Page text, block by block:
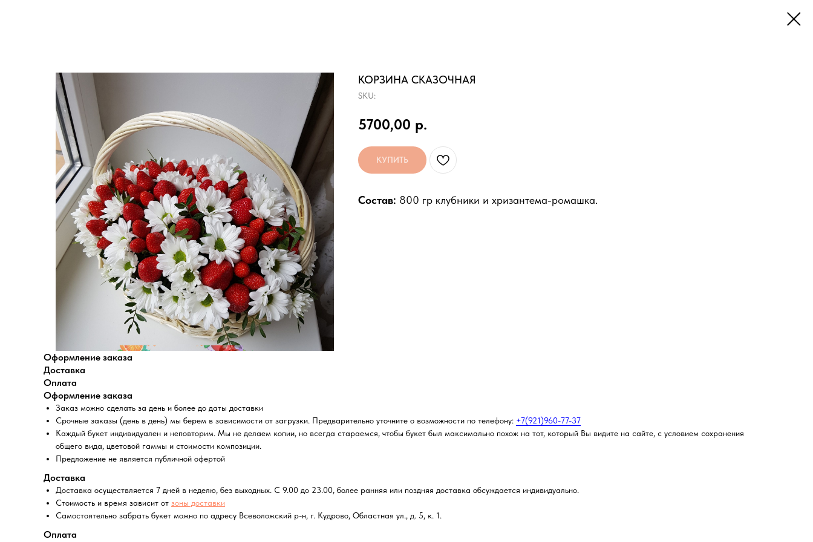
КОРЗИНА СКАЗОЧНАЯ
SKU:
5700,00 р.
КУПИТЬ
Состав: 800 гр клубники и хризантема-ромашка.
Оформление заказа
Доставка
Оплата
Оформление заказа
Заказ можно сделать за день и более до даты доставки
Срочные заказы (день в день) мы берем в зависимости от загрузки. Предварительно уточните о возможности по телефону: +7(921)960-77-37
Каждый букет индивидуален и неповторим. Мы не делаем копии, но всегда стараемся, чтобы букет был максимально похож на тот, который Вы видите на сайте, с условием сохранения
общего вида, цветовой гаммы и стоимости композиции.
Предложение не является публичной офертой
Доставка
Доставка осуществляется 7 дней в неделю, без выходных. С 9.00 до 23.00, более ранняя или поздняя доставка обсуждается индивидуально.
Стоимость и время зависит от зоны доставки
Самостоятельно забрать букет можно по адресу Всеволожский р-н, г. Кудрово, Областная ул., д. 5, к. 1.
Оплата